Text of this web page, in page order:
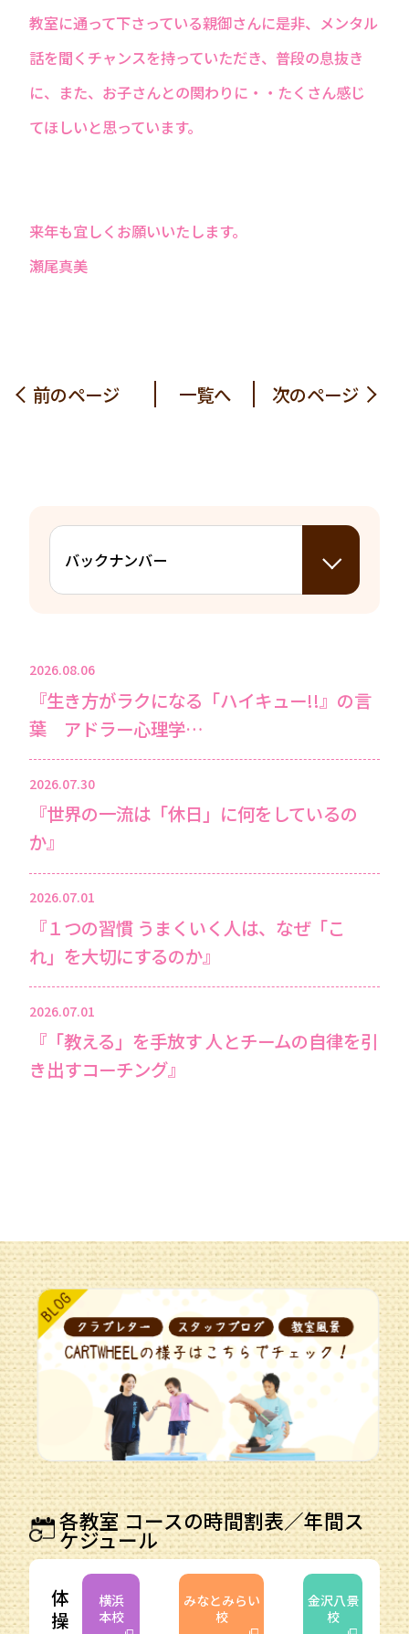
教室に通って下さっている親御さんに是非、メンタル
話を聞くチャンスを持っていただき、普段の息抜き
に、また、お子さんとの関わりに・・たくさん感じ
てほしいと思っています。
来年も宜しくお願いいたします。
瀬尾真美
前のページ 一覧へ 次のページ
2026.08.06
『生き方がラクになる「ハイキュー!!』の言
葉 アドラー心理学…
2026.07.30
『世界の一流は「休日」に何をしているの
か』
2026.07.01
『１つの習慣 うまくいく人は、なぜ「こ
れ」を大切にするのか』
2026.07.01
『「教える」を手放す 人とチームの自律を引
き出すコーチング』
各教室 コースの時間割表／年間ス
ケジュール
体
操
横浜
本校
みなとみらい
校
金沢八景
校